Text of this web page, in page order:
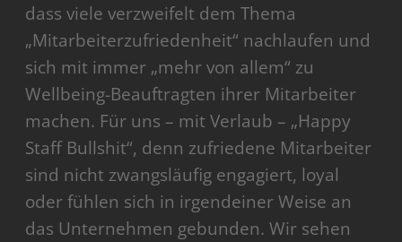
dass viele verzweifelt dem Thema
„Mitarbeiterzufriedenheit“ nachlaufen und
sich mit immer „mehr von allem“ zu
Wellbeing-Beauftragten ihrer Mitarbeiter
machen. Für uns – mit Verlaub – „Happy
Staff Bullshit“, denn zufriedene Mitarbeiter
sind nicht zwangsläufig engagiert, loyal
oder fühlen sich in irgendeiner Weise an
das Unternehmen gebunden. Wir sehen